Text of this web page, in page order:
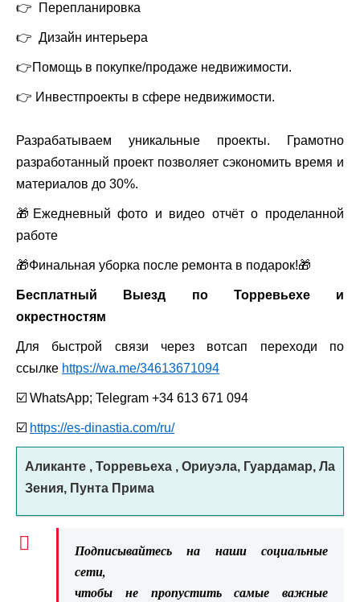
👉 Перепланировка
👉 Дизайн интерьера
👉Помощь в покупке/продаже недвижимости.
👉 Инвестпроекты в сфере недвижимости.
Разрабатываем уникальные проекты. Грамотно
разработанный проект позволяет сэкономить время и
материалов до 30%.
🎁 Ежедневный фото и видео отчёт о проделанной
работе
🎁Финальная уборка после ремонта в подарок!🎁
Бесплатный Выезд по Торревьехе и
окрестностям
Для быстрой связи через вотсап переходи по
ссылке https://wa.me/34613671094
☑ ️ WhatsApp; Telegram +34 613 671 094
☑ https://es-dinastia.com/ru/
Аликанте , Торревьеха , Ориуэла, Гуардамар, Ла
Зения, Пунта Прима
Подписывайтесь на наши социальные
сети,
чтобы не пропустить самые важные